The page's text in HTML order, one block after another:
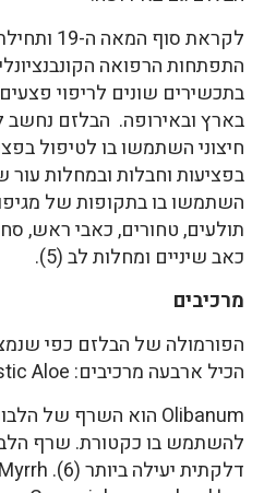
התפתחות הרפואה
בתכשירים שונים לריפוי
חיצוני השתמשו בו לטיפול
השתמשו בו בתקופות של
תולעים, טחורים, כאבי ראש,
כאב שיניים ומחלות לב (5).
מרכיבים
הפורמולה של הבלזם כפי
הכיל ארבעה מרכיבים: Olibanum, Myrrh, Mastic Aloe.
להשתמש בו כקטורת. שרף